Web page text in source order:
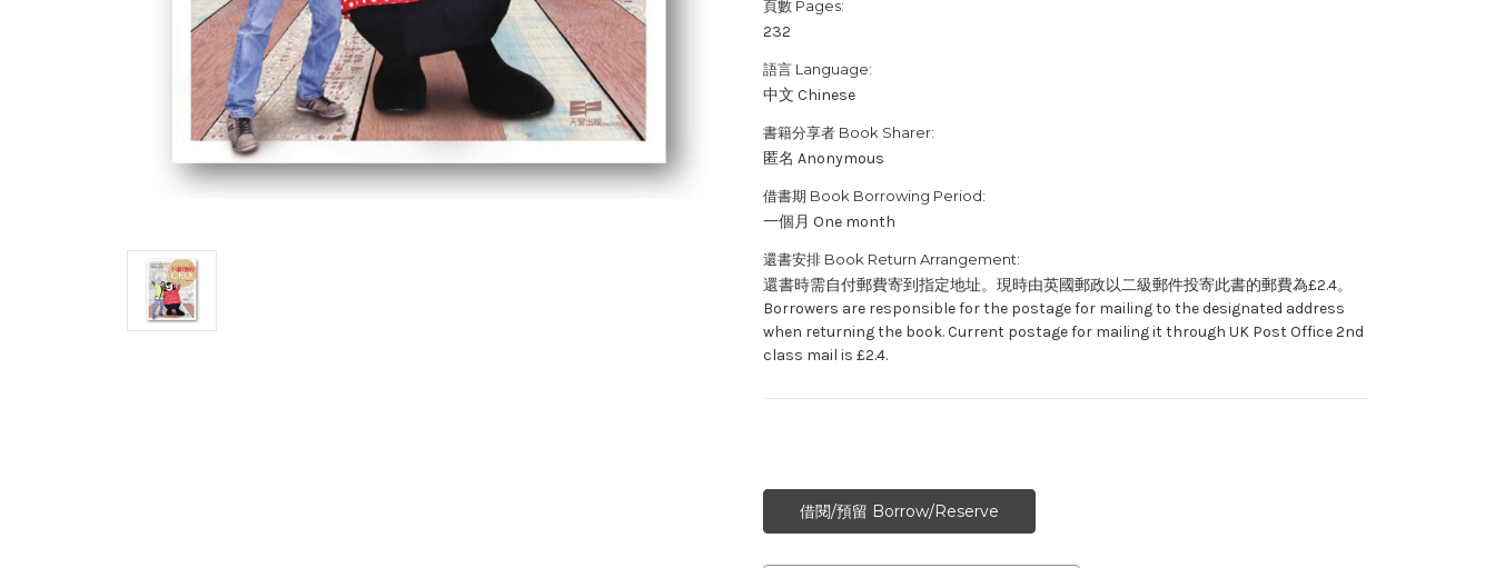
頁數 Pages:
232
語言 Language:
中文 Chinese
書籍分享者 Book Sharer:
匿名 Anonymous
借書期 Book Borrowing Period:
一個月 One month
還書安排 Book Return Arrangement:
還書時需自付郵費寄到指定地址。現時由英國郵政以二級郵件投寄此書的郵費為£2.4。
Borrowers are responsible for the postage for mailing to the designated address
when returning the book. Current postage for mailing it through UK Post Office 2nd
class mail is £2.4.